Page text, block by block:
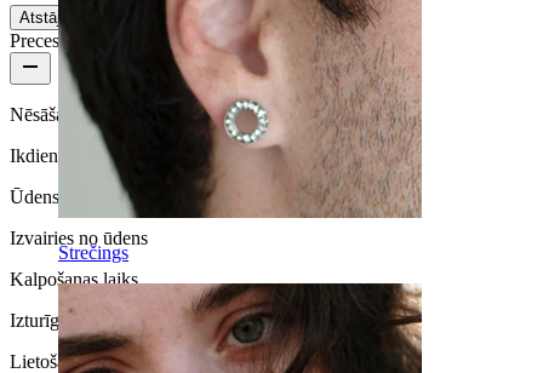
Strečings
Atstāj atsauksmi!
Preces kvalitāte
Nēsāšanas biežums
Ikdienas lietošana
Ūdensizturība
Izvairies no ūdens
Kalpošanas laiks
Izturīga
Lietošanas ērtums